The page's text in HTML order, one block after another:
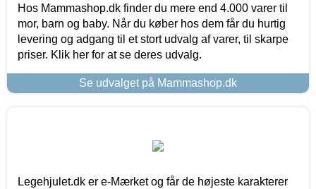
Hos Mammashop.dk finder du mere end 4.000 varer til
mor, barn og baby. Når du køber hos dem får du hurtig
levering og adgang til et stort udvalg af varer, til skarpe
priser. Klik her for at se deres udvalg.
Se udvalget på Mammashop.dk
Legehjulet.dk er e-Mærket og får de højeste karakterer